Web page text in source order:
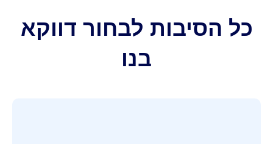
כל הסיבות לבחור דווקא
בנו